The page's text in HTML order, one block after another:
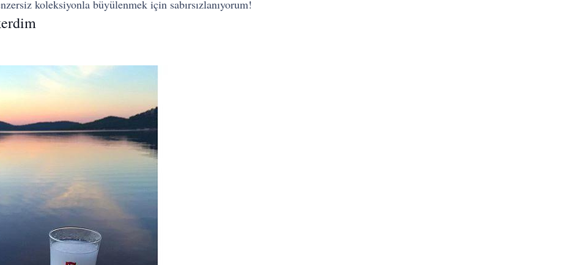
koleksiyonla büyülenmek için sabırsızlanıyorum!